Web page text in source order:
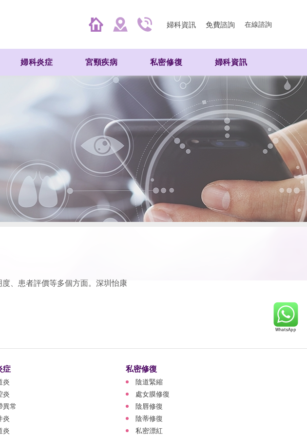
婦科資訊 免費諮詢 在線諮詢
婦科炎症 宮頸疾病 私密修復 婦科資訊
、患者評價等多個方面。深圳怡康
症
炎
炎
異常
炎
炎
私密修復
陰道緊縮
處女膜修復
陰唇修復
陰蒂修復
私密漂紅